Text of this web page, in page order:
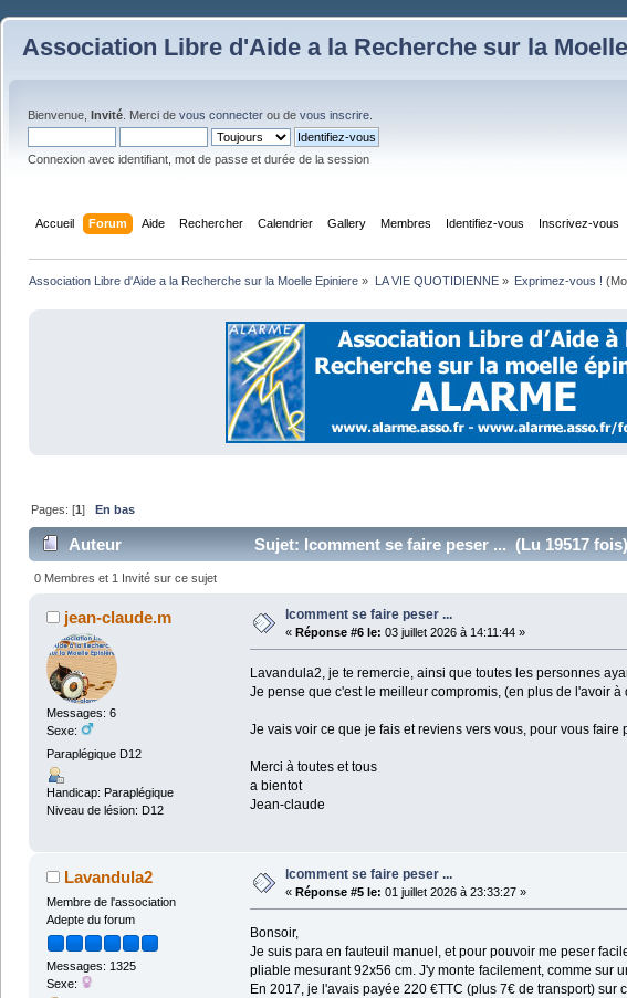
Association Libre d'Aide a la Recherche sur la
Bienvenue, Invité . Merci de vous connecter ou de vous inscrire
Connexion avec identifiant, mot de passe et durée de la session
Accueil Forum Aide Rechercher Calendrier Gallery Membres Identifiez-vous Inscrivez-vous
Association Libre d'Aide a la Recherche sur la Moelle Epiniere » LA VIE QUOTIDIENNE» Exprimez-vous !
Pages: [1] En bas
Auteur Sujet: lcomment se faire peser ... (Lu 19517 fois)
0 Membres et 1 Invité sur ce sujet
jean-claude.m
Messages: 6
Sexe:
Paraplégique D12
Handicap: Paraplégique
Niveau de lésion: D12
lcomment se faire peser ...
« Réponse #6 le: 03 juillet 2026 à 14:11:44 »
Lavandula2, je te remercie, ainsi que toutes les personnes
Je pense que c'est le meilleur compromis, (en plus de l'avoir
Je vais voir ce que je fais et reviens vers vous, pour vous faire
Merci à toutes et tous
a bientot
Jean-claude
Lavandula2
Membre de l'association
Adepte du forum
Messages: 1325
Sexe:
lcomment se faire peser ...
« Réponse #5 le: 01 juillet 2026 à 23:33:27 »
Bonsoir,
Je suis para en fauteuil manuel, et pour pouvoir me peser
pliable mesurant 92x56 cm. J'y monte facilement, comme sur
En 2017, je l'avais payée 220 €TTC (plus 7€ de transport) sur